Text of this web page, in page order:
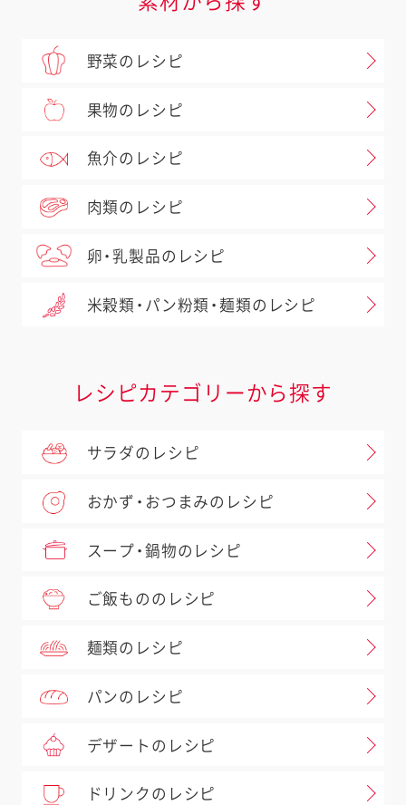
野菜のレシピ
果物のレシピ
魚介のレシピ
肉類のレシピ
卵・乳製品のレシピ
米穀類・パン粉類・麺類のレシピ
レシピカテゴリーから探す
サラダのレシピ
おかず・おつまみのレシピ
スープ・鍋物のレシピ
ご飯もののレシピ
麺類のレシピ
パンのレシピ
デザートのレシピ
ドリンクのレシピ